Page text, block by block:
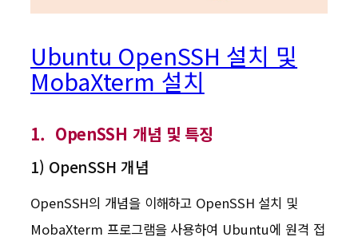
Ubuntu OpenSSH 설치 및
MobaXterm 설치
1. OpenSSH 개념 및 특징
1) OpenSSH 개념
OpenSSH의 개념을 이해하고 OpenSSH 설치 및
MobaXterm 프로그램을 사용하여 Ubuntu에 원격 접